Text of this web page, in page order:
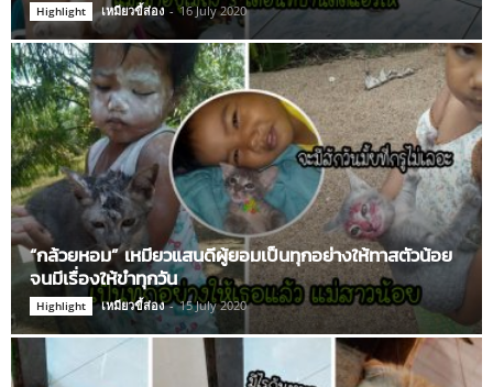
Highlight เหมียวขี้ส่อง - 16 July 2020
“กล้วยหอม” เหมียวแสนดีผู้ยอมเป็นทุกอย่างให้ทาสตัวน้อย
จนมีเรื่องให้ขำทุกวัน
Highlight เหมียวขี้ส่อง - 15 July 2020